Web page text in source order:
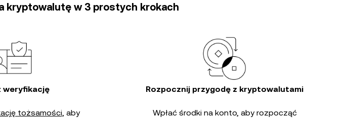
kryptowalutę w 3 prostych krokach
weryfikację
tożsamości, aby
Rozpocznij przygodę z kryptowalutami
Wpłać środki na konto, aby rozpocząć